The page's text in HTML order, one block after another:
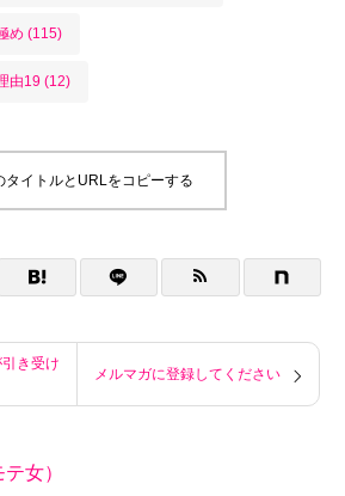
め (115)
由19 (12)
タイトルとURLをコピーする
き受け
メルマガに登録してください
女）